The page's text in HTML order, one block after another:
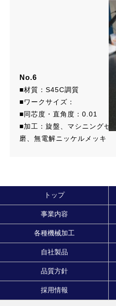
No.6
■材質：S45C調質
■ワークサイズ：
■同芯度・直角度：0.01
■加工：旋盤、マシニングセ
磨、無電解ニッケルメッキ
トップ
事業内容
各種機械加工
自社製品
品質方針
採用情報